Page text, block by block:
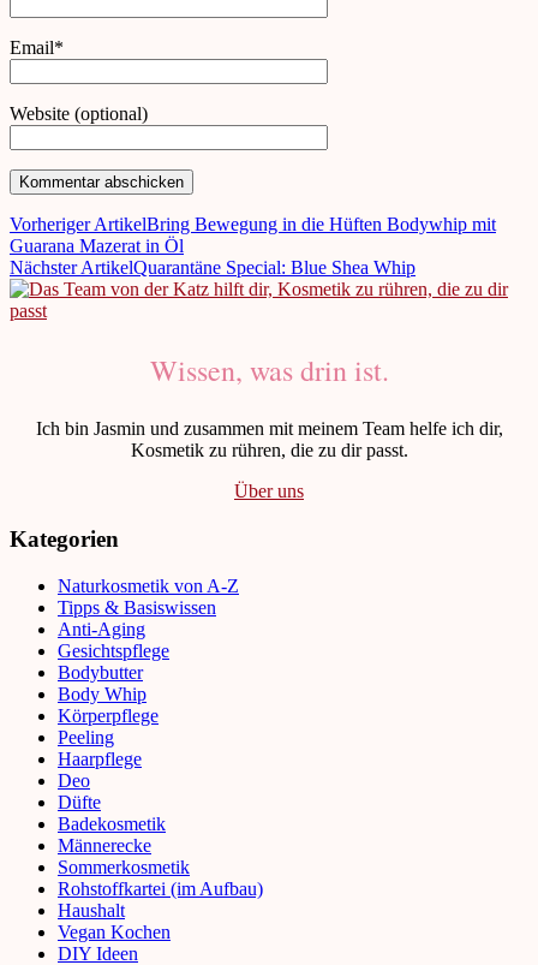
Email*
Website (optional)
Vorheriger ArtikelBring Bewegung in die Hüften Bodywhip mit
Guarana Mazerat in Öl
Nächster ArtikelQuarantäne Special: Blue Shea Whip
Wissen, was drin ist.
Ich bin Jasmin und zusammen mit meinem Team helfe ich dir,
Kosmetik zu rühren, die zu dir passt.
Über uns
Kategorien
Naturkosmetik von A-Z
Tipps & Basiswissen
Anti-Aging
Gesichtspflege
Bodybutter
Body Whip
Körperpflege
Peeling
Haarpflege
Deo
Düfte
Badekosmetik
Männerecke
Sommerkosmetik
Rohstoffkartei (im Aufbau)
Haushalt
Vegan Kochen
DIY Ideen